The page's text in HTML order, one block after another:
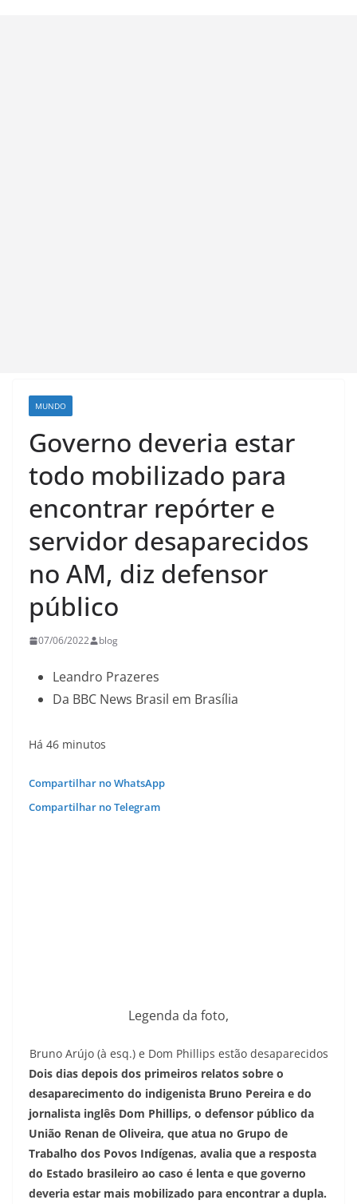
MUNDO
Governo deveria estar
todo mobilizado para
encontrar repórter e
servidor desaparecidos
no AM, diz defensor
público
07/06/2022 blog
Leandro Prazeres
Da BBC News Brasil em Brasília
Há 46 minutos
Compartilhar no WhatsApp
Compartilhar no Telegram
Legenda da foto,
Bruno Arújo (à esq.) e Dom Phillips estão desaparecidos
Dois dias depois dos primeiros relatos sobre o
desaparecimento do indigenista Bruno Pereira e do
jornalista inglês Dom Phillips, o defensor público da
União Renan de Oliveira, que atua no Grupo de
Trabalho dos Povos Indígenas, avalia que a resposta
do Estado brasileiro ao caso é lenta e que governo
deveria estar mais mobilizado para encontrar a dupla.